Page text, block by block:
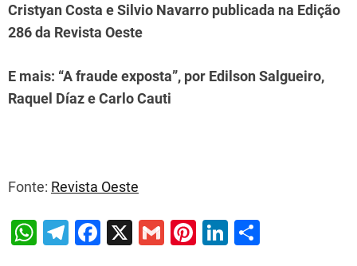
Cristyan Costa e Silvio Navarro publicada na Edição
286 da Revista Oeste
E mais: “A fraude exposta”, por Edilson Salgueiro,
Raquel Díaz e Carlo Cauti
Fonte: Revista Oeste
W T
F
X
G
Pi Li